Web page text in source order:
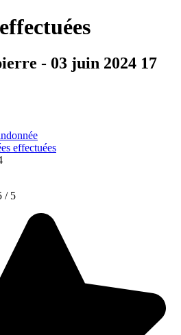
- 03 juin 2024 17
effectuées
/ 5